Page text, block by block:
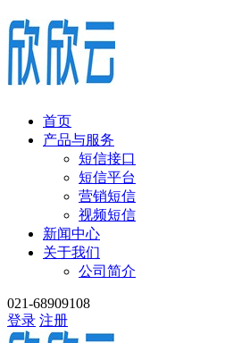
首页
产品与服务
短信接口
短信平台
营销短信
视频短信
新闻中心
关于我们
公司简介
021-68909108
登录 注册